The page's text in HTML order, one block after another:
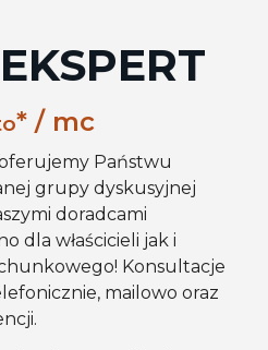
* / mc
Państwu
grupy dyskusyjnej
doradcami
dla właścicieli jak i
Konsultacje
mailowo oraz